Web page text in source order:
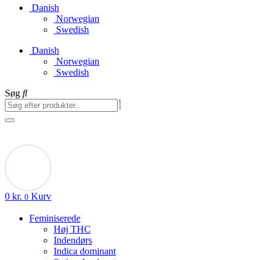
Danish
Norwegian
Swedish
Danish
Norwegian
Swedish
Søg
0 kr. 0 Kurv
Feminiserede
Høj THC
Indendørs
Indica dominant